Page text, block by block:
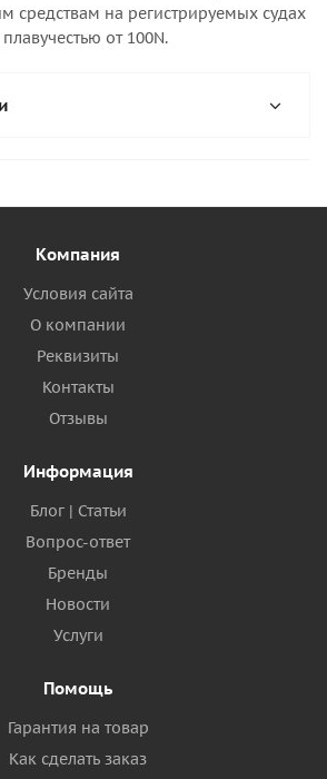
средствам на регистрируемых судах
от 100N.
Компания
Условия сайта
О компании
Реквизиты
Контакты
Отзывы
Информация
Блог | Статьи
Вопрос-ответ
Бренды
Новости
Услуги
Помощь
Гарантия на товар
Как сделать заказ